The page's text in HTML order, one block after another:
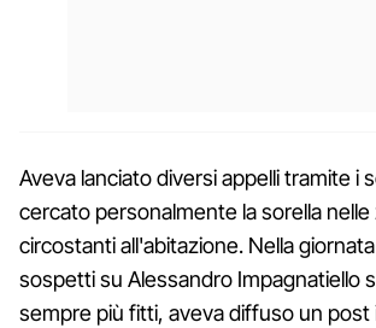
Aveva lanciato diversi appelli tramite i
cercato personalmente la sorella nelle
circostanti all'abitazione. Nella
sospetti su Alessandro Impagnatiello
sempre più fitti, aveva diffuso un post